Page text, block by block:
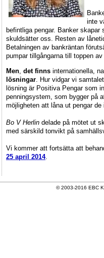
inte
befintliga pengar. Banker
skuldsätter oss. Resten av
Betalningen av bankräntan
pumpar tillgångarna till toppen
Men det finns internationella,
lösningar . Hur vidgar vi
lösning är Positiva Pengar som
penningsystem, som bygger på
möjligheten att låna ut pengar de
Bo V Herlin delade på mötet ut
med särskild tonvikt på
Vi kommer att fortsätta att
25 april 2014.
© 2003-2016 EBC